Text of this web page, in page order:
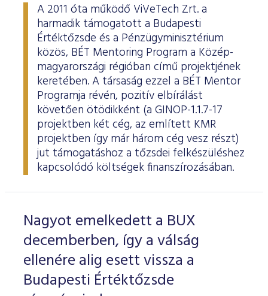
A 2011 óta működő ViVeTech Zrt. a
harmadik támogatott a Budapesti
Értéktőzsde és a Pénzügyminisztérium
közös, BÉT Mentoring Program a Közép-
magyarországi régióban című projektjének
keretében. A társaság ezzel a BÉT Mentor
Programja révén, pozitív elbírálást
követően ötödikként (a GINOP-1.1.7-17
projektben két cég, az említett KMR
projektben így már három cég vesz részt)
jut támogatáshoz a tőzsdei felkészüléshez
kapcsolódó költségek finanszírozásában.
Nagyot emelkedett a BUX
decemberben, így a válság
ellenére alig esett vissza a
Budapesti Értéktőzsde